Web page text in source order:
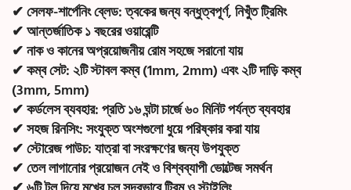
✔সেলফ-শার্পেনিং ব্লেড:ত্বকের জন্য বন্ধুত্বপূর্ণ, নিখুঁত ট্রিমিং
✔আন্তর্জাতিক ১ বছরের ওয়ারেন্টি
✔নাক ও কানের অপ্রয়োজনীয় রোম সহজে সরানো যায়
✔কম্ব সেট:২টি স্টাবল কম্ব (1mm, 2mm) এবং ২টি দাড়ি কম্ব
(3mm, 5mm)
✔কর্ডলেস ব্যবহার:প্রতি ১৬ ঘন্টা চার্জে ৬০ মিনিট পর্যন্ত ব্যবহার
✔সহজ রিনসিং:সংযুক্ত অংশগুলো ধুয়ে পরিষ্কার করা যায়
✔স্টোরেজ পাউচ:যাত্রা বা সংরক্ষণের জন্য উপযুক্ত
✔তেল লাগানোর প্রয়োজন নেই ও বিশ্বব্যাপী ভোল্টেজ সমর্থন